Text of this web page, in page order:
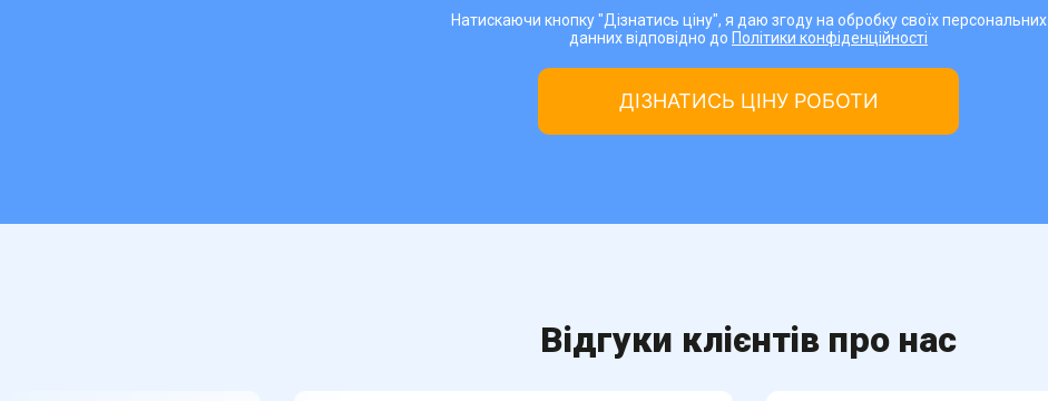
Натискаючи кнопку "Дізнатись ціну", я даю згоду на обробку своїх персональних
данних відповідно до Політики конфіденційності
Відгуки клієнтів про нас